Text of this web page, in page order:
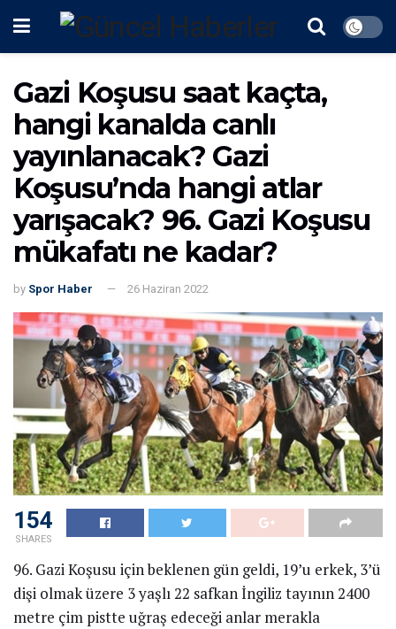
Gazi Koşusu saat kaçta,
hangi kanalda canlı
yayınlanacak? Gazi
Koşusu’nda hangi atlar
yarışacak? 96. Gazi Koşusu
mükafatı ne kadar?
by Spor Haber 26 Haziran 2022
154
SHARES
96. Gazi Koşusu için beklenen gün geldi, 19’u erkek, 3’ü
dişi olmak üzere 3 yaşlı 22 safkan İngiliz tayının 2400
metre çim pistte uğraş edeceği anlar merakla